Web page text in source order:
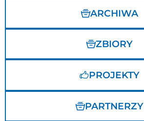
ARCHIWA
ZBIORY
PROJEKTY
PARTNERZY